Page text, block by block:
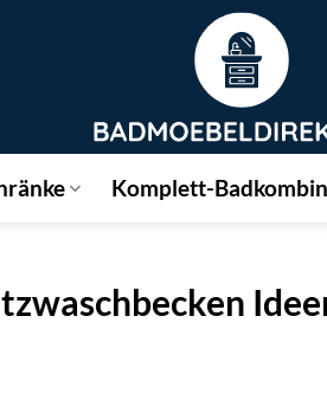
Komplett-